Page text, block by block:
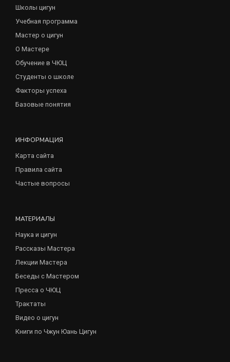
Школы цигун
Учебная программа
Мастер о цигун
О Мастере
Обучение в ЧЮЦ
Студенты о школе
Факторы успеха
Базовые понятия
ИНФОРМАЦИЯ
Карта сайта
Правила сайта
Частые вопросы
МАТЕРИАЛЫ
Наука и цигун
Рассказы Мастера
Лекции Мастера
Беседы с Мастером
Пресса о ЧЮЦ
Трактаты
Видео о цигун
Книги по Чжун Юань Цигун